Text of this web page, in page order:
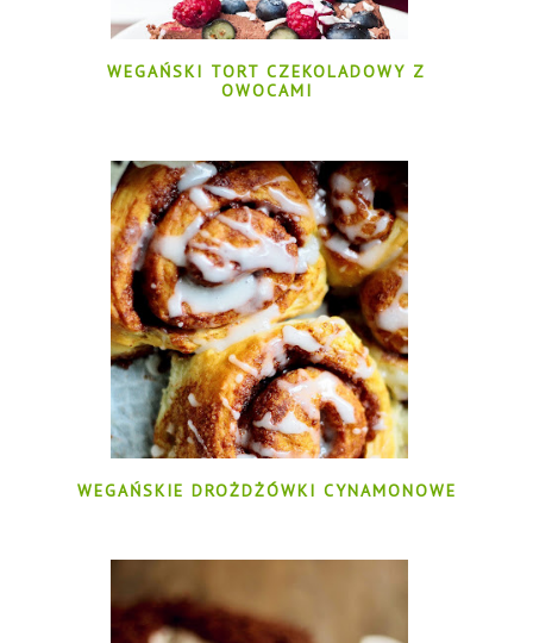
WEGAŃSKI TORT CZEKOLADOWY Z
OWOCAMI
WEGAŃSKIE DROŻDŻÓWKI CYNAMONOWE